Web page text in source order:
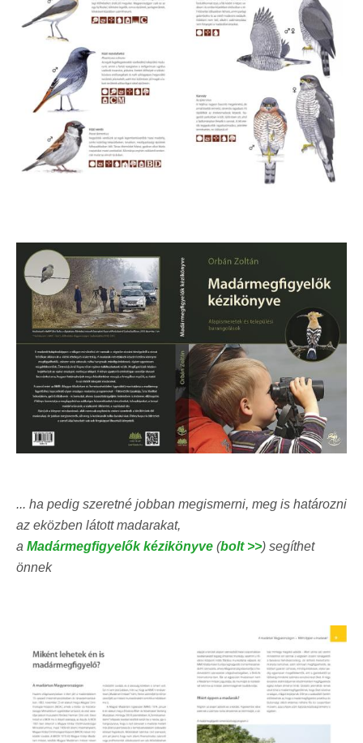
... ha pedig szeretné jobban megismerni, meg is határozni
az eközben látott madarakat,
a Madármegfigyelők kézikönyve (bolt >>) segíthet
önnek